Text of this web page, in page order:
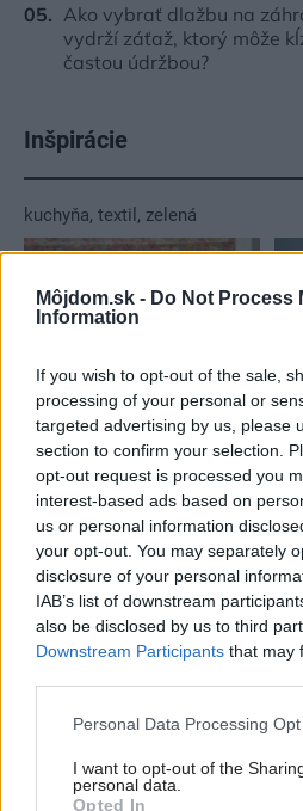
Môjdom.sk - Do Not Process
Information
If you wish to opt-out of the sale,
processing of your personal or
targeted advertising by us, please
section to confirm your selection.
opt-out request is processed you
interest-based ads based on
us or personal information
your opt-out. You may separately
disclosure of your personal
IAB’s list of downstream
also be disclosed by us to third
Downstream Participants that may
Please note that this website/app
not limited to your visit or usage
grant or deny consent to Google
Personal Data Processing
I want to opt-out of the
personal data.
Opted In
Ako vybrať dlažbu na
vydrží záťaž, ktorý môže
častou údržbou?
Inšpirácie
kuchyňa, textil , zelená
Najnovšie príspevky
Re: Takto sa rieši málo
My napríklad labky utierame hneď
používame tyčový ETA Terier…